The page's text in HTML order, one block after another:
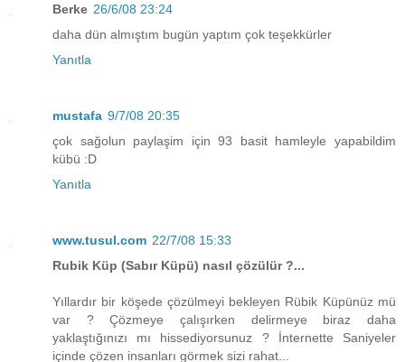
Berke 26/6/08 23:24
daha dün almıştım bugün yaptım çok teşekkürler
Yanıtla
mustafa 9/7/08 20:35
çok sağolun paylaşim için 93 basit hamleyle yapabildim
kübü :D
Yanıtla
www.tusul.com 22/7/08 15:33
Rubik Küp (Sabır Küpü) nasıl çözülür ?...
Yıllardır bir köşede çözülmeyi bekleyen Rübik Küpünüz mü
var ? Çözmeye çalışırken delirmeye biraz daha
yaklaştığınızı mı hissediyorsunuz ? İnternette Saniyeler
içinde çözen insanları görmek sizi rahat...